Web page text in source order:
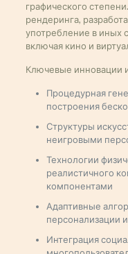
графического
рендеринга,
употребление в иных
включая кино и
Ключевые инновации
Процедурная
построения
Структуры
неигровыми
Технологии
реалистичного
компонентами
Адаптивные
персонализации
Интеграция